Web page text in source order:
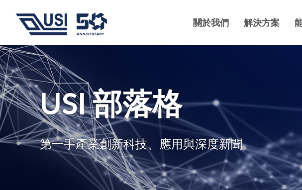
關於我們 解決方案
USI 部落格
第一手產業創新科技、應用與深度新聞